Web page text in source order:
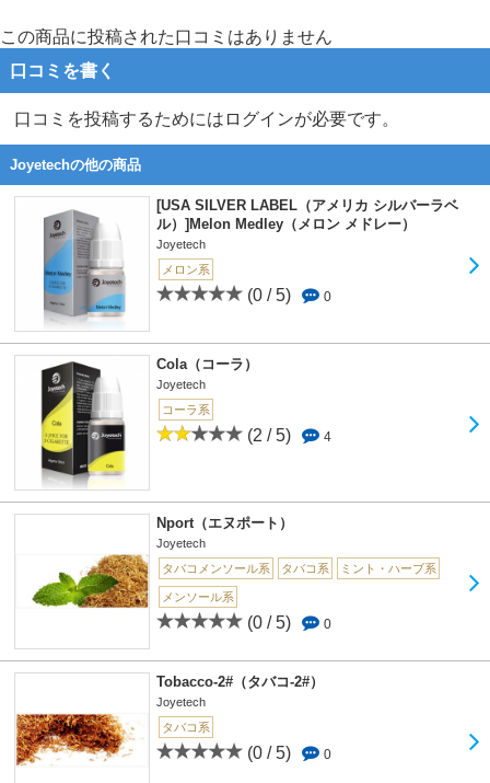
この商品に投稿された口コミはありません
口コミを書く
口コミを投稿するためにはログインが必要です。
Joyetechの他の商品
[USA SILVER LABEL（アメリカ シルバーラベ
ル）]Melon Medley（メロン メドレー）
Joyetech
メロン系
(0 / 5) 0
Cola（コーラ）
Joyetech
コーラ系
(2 / 5) 4
Nport（エヌポート）
Joyetech
タバコメンソール系
タバコ系 ミント・ハーブ系
メンソール系
(0 / 5) 0
Tobacco-2#（タバコ-2#）
Joyetech
タバコ系
(0 / 5) 0